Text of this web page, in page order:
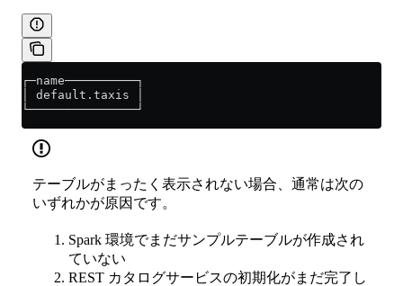
┌─name──────────┐
│ default.taxis │
└───────────────┘
テーブルがまったく表示されない場合、通常は次の
いずれかが原因です。
Spark 環境でまだサンプルテーブルが作成され
ていない
REST カタログサービスの初期化がまだ完了し